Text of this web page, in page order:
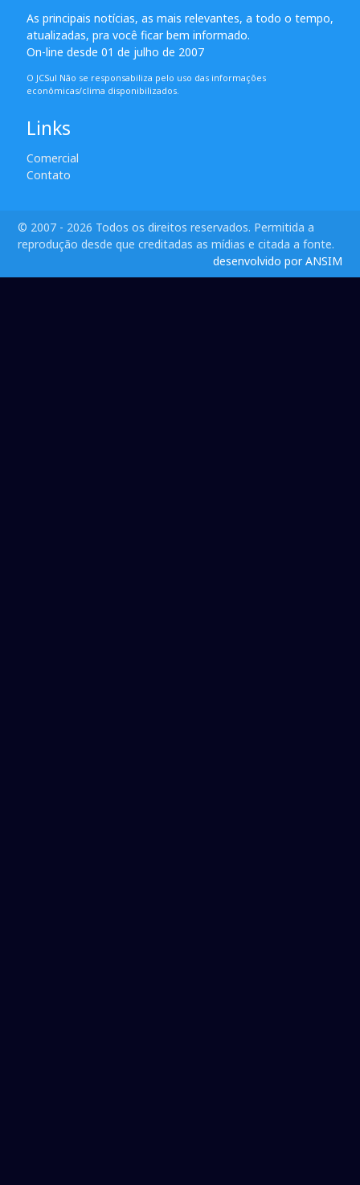
As principais notícias, as mais relevantes, a todo o tempo,
atualizadas, pra você ficar bem informado.
On-line desde 01 de julho de 2007
O JCSul Não se responsabiliza pelo uso das informações
econômicas/clima disponibilizados.
Links
Comercial
Contato
© 2007 - 2026 Todos os direitos reservados. Permitida a
reprodução desde que creditadas as mídias e citada a fonte.
desenvolvido por ANSIM